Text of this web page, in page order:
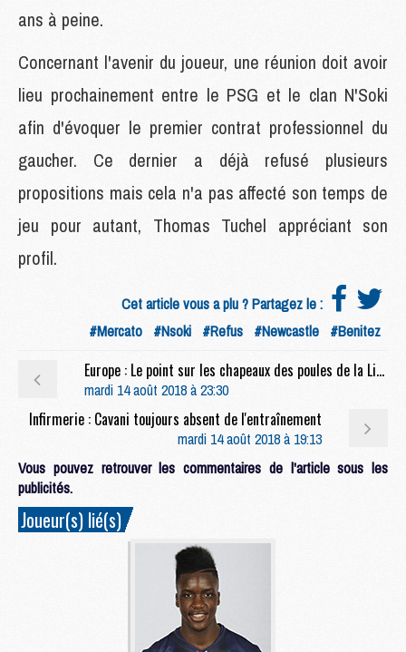
ans à peine.
Concernant l'avenir du joueur, une réunion doit avoir
lieu prochainement entre le PSG et le clan N'Soki
afin d'évoquer le premier contrat professionnel du
gaucher. Ce dernier a déjà refusé plusieurs
propositions mais cela n'a pas affecté son temps de
jeu pour autant, Thomas Tuchel appréciant son
profil.
Cet article vous a plu ? Partagez le :
#Mercato #Nsoki #Refus #Newcastle #Benitez
Europe : Le point sur les chapeaux des poules de la Ligue des Champions
mardi 14 août 2018 à 23:30
Infirmerie : Cavani toujours absent de l'entraînement
mardi 14 août 2018 à 19:13
Vous pouvez retrouver les commentaires de l'article sous les
publicités.
Joueur(s) lié(s)